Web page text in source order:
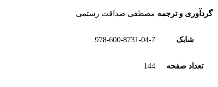
گردآوری و ترجمه مصطفی صداقت رستمی
شابک 978-600-8731-04-7
تعداد صفحه 144